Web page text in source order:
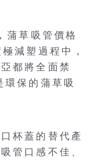
蒲草吸管價格
減塑過程中，
都將全面禁
環保的蒲草吸
杯蓋的替代產
管口感不佳、